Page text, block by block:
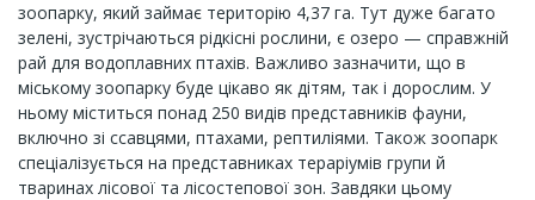
зоопарку, який займає територію 4,37 га. Тут дуже багато
зелені, зустрічаються рідкісні рослини, є озеро — справжній
рай для водоплавних птахів. Важливо зазначити, що в
міському зоопарку буде цікаво як дітям, так і дорослим. У
ньому міститься понад 250 видів представників фауни,
включно зі ссавцями, птахами, рептиліями. Також зоопарк
спеціалізується на представниках тераріумів групи й
тваринах лісової та лісостепової зон. Завдяки цьому